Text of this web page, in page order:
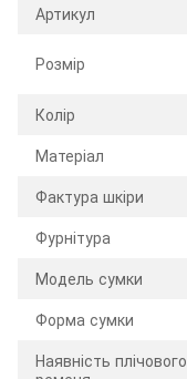
Артикул
Розмір
Колір
Матеріал
Фактура шкіри
Фурнітура
Модель сумки
Форма сумки
Наявність плічового